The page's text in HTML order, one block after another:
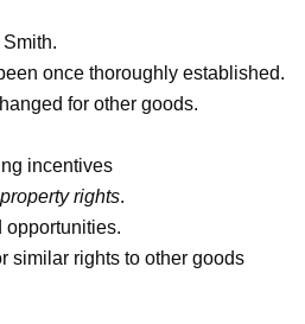
once thoroughly established.
for other goods.
incentives
rights.
opportunities.
similar rights to other goods